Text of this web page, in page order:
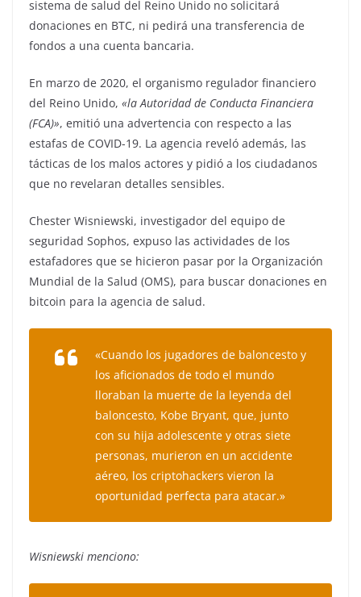
sistema de salud del Reino Unido no solicitará
donaciones en BTC, ni pedirá una transferencia de
fondos a una cuenta bancaria.
En marzo de 2020, el organismo regulador financiero
del Reino Unido, «la Autoridad de Conducta Financiera
(FCA)», emitió una advertencia con respecto a las
estafas de COVID-19. La agencia reveló además, las
tácticas de los malos actores y pidió a los ciudadanos
que no revelaran detalles sensibles.
Chester Wisniewski, investigador del equipo de
seguridad Sophos, expuso las actividades de los
estafadores que se hicieron pasar por la Organización
Mundial de la Salud (OMS), para buscar donaciones en
bitcoin para la agencia de salud.
«Cuando los jugadores de baloncesto y
los aficionados de todo el mundo
lloraban la muerte de la leyenda del
baloncesto, Kobe Bryant, que, junto
con su hija adolescente y otras siete
personas, murieron en un accidente
aéreo, los criptohackers vieron la
oportunidad perfecta para atacar.»
Wisniewski menciono: